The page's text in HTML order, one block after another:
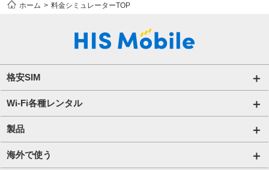
ホーム 料金シミュレーターTOP
格安SIM
国内通信SIM一覧
自由自在2.0プラン
ビタッ！プラン
Wi-Fi各種レンタル
法人のお客様トップページ
海外短期レンタル HIS Wi-Fi
製品
オンラインショップ
海外で使う